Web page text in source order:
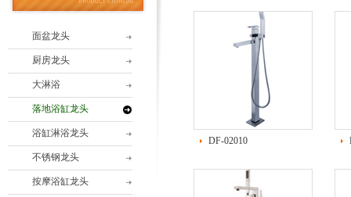
面盆龙头
厨房龙头
大淋浴
落地浴缸龙头
浴缸淋浴龙头
不锈钢龙头
按摩浴缸龙头
DF-02010